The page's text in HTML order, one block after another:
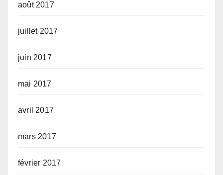
août 2017
juillet 2017
juin 2017
mai 2017
avril 2017
mars 2017
février 2017